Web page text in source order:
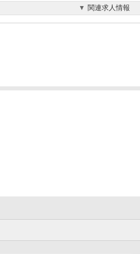
関連求人情報